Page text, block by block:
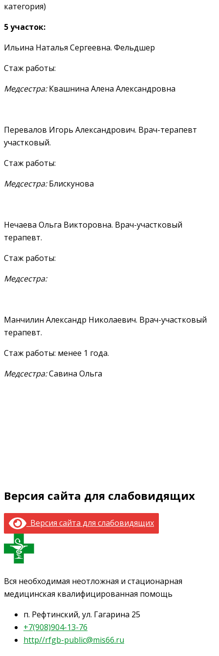
категория)
5 участок:
Ильина Наталья Сергеевна. Фельдшер
Стаж работы:
Медсестра:Квашнина Алена Александровна
Перевалов Игорь Александрович. Врач-терапевт
участковый.
Стаж работы:
Медсестра:Блискунова
Нечаева Ольга Викторовна. Врач-участковый
терапевт.
Стаж работы:
Медсестра:
Манчилин Александр Николаевич. Врач-участковый
терапевт.
Стаж работы: менее 1 года.
Медсестра:Савина Ольга
Версия сайта для слабовидящих
Версия сайта для слабовидящих
Вся необходимая неотложная и стационарная
медицинская квалифицированная помощь
п. Рефтинский, ул. Гагарина 25
+7(908)904-13-76
http//rfgb-public@mis66.ru